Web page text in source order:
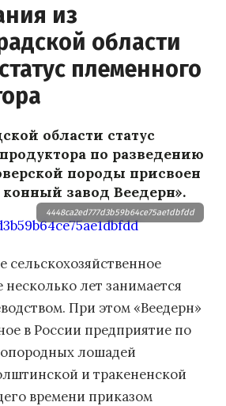
из
области
племенного
области статус
по разведению
породы присвоен
завод Веедерн».
4448ca2ed777d3b59b64ce75ae1dbfdd
сельскохозяйственное
лет занимается
При этом «Веедерн»
в России предприятие по
лошадей
и тракененской
времени приказом